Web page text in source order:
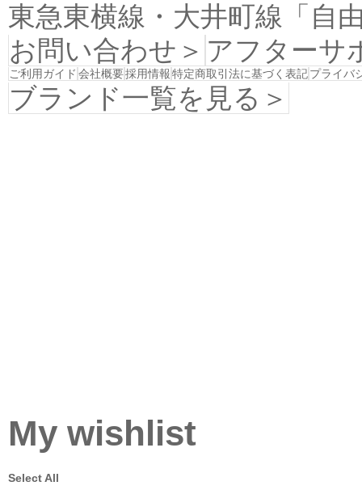
東急東横線・大井町線「自
お問い合わせ＞ アフターサ
ご利用ガイド 会社概要採用情報特定商取引法に基づく表記プライバ
ブランド一覧を見る＞
My wishlist
Select All